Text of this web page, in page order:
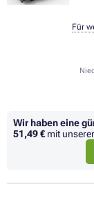
Für
Wir haben eine
51,49 € mit